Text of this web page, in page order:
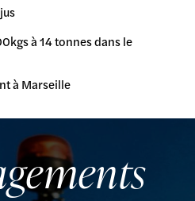
à 14 tonnes dans le
à Marseille